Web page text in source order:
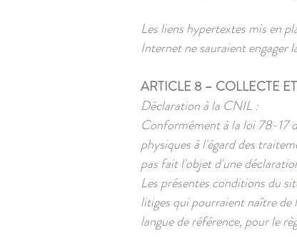
Les liens hypertextes mis en
Internet ne sauraient engager
ARTICLE 8 – COLLECTE
Déclaration à la CNIL :
Conformément à la loi 78-17
physiques à l'égard des
pas fait l'objet d'une
Les présentes conditions du
litiges qui pourraient naître
langue de référence, pour le